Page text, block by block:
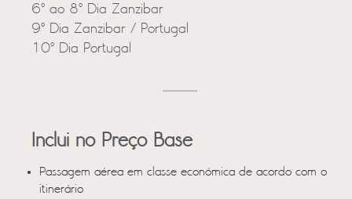
6º ao 8º Dia Zanzibar
9º Dia Zanzibar / Portugal
10º Dia Portugal
Inclui no Preço Base
Passagem aérea em classe económica de acordo com o
itinerário